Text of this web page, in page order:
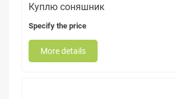
Куплю соняшник
Specify the price
More details